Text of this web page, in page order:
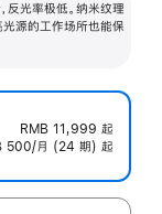
反光率极低。纳米纹理
光源的工作场所也能保
RMB 11,999 起
500/月 (24 期) 起